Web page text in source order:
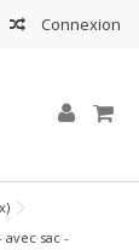
Connexion
sac -